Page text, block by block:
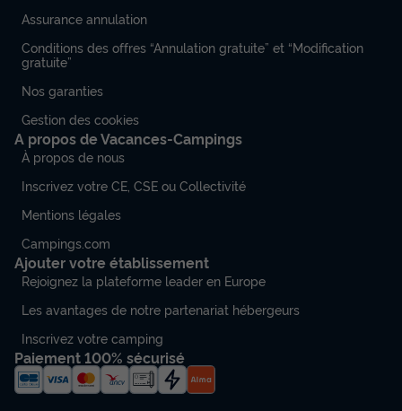
Assurance annulation
Conditions des offres “Annulation gratuite” et “Modification
gratuite”
Nos garanties
Gestion des cookies
A propos de Vacances-Campings
À propos de nous
Inscrivez votre CE, CSE ou Collectivité
Mentions légales
Campings.com
Ajouter votre établissement
Rejoignez la plateforme leader en Europe
Les avantages de notre partenariat hébergeurs
Inscrivez votre camping
Paiement 100% sécurisé